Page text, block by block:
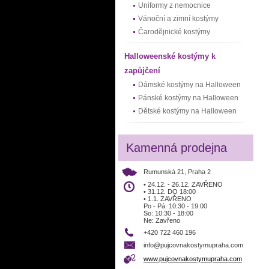
Uniformy z nemocnice
Vánoční a zimní kostýmy
Čarodějnické kostýmy
Halloweenské kostýmy k
zapůjčení
Dámské kostýmy na Halloween
Pánské kostýmy na Halloween
Dětské kostýmy na Halloween
Kamenná prodejna
Rumunská 21, Praha 2
• 24.12. - 26.12. ZAVŘENO
• 31.12. DO 18:00
• 1.1. ZAVŘENO
Po - Pá: 10:30 - 19:00
So: 10:30 - 18:00
Ne: Zavřeno
+420 722 460 196
info@pujcovnakostymupraha.com
www.pujcovnakostymupraha.com